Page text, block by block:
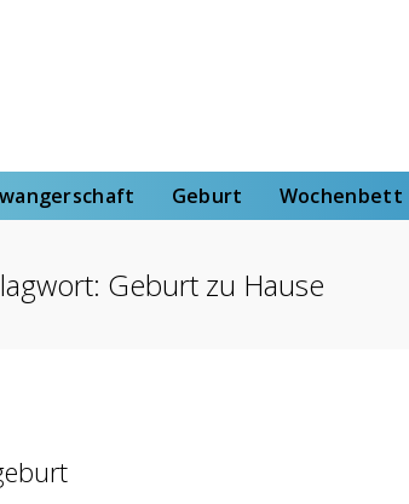
Geburt Wochenbett
Geburt zu Hause